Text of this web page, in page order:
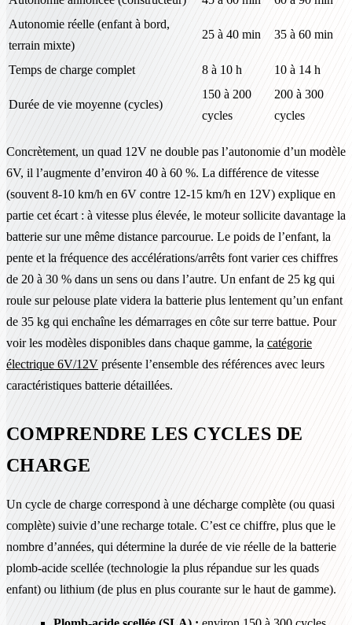
Autonomie réelle (enfant à bord,
terrain mixte)
25 à 40 min 35 à 60 min
Temps de charge complet 8 à 10 h 10 à 14 h
Durée de vie moyenne (cycles)
150 à 200
cycles
200 à 300
cycles
Concrètement, un quad 12V ne double pas l’autonomie d’un modèle
6V, il l’augmente d’environ 40 à 60 %. La différence de vitesse
(souvent 8-10 km/h en 6V contre 12-15 km/h en 12V) explique en
partie cet écart : à vitesse plus élevée, le moteur sollicite davantage la
batterie sur une même distance parcourue. Le poids de l’enfant, la
pente et la fréquence des accélérations/arrêts font varier ces chiffres
de 20 à 30 % dans un sens ou dans l’autre. Un enfant de 25 kg qui
roule sur pelouse plate videra la batterie plus lentement qu’un enfant
de 35 kg qui enchaîne les démarrages en côte sur terre battue. Pour
voir les modèles disponibles dans chaque gamme, la catégorie
électrique 6V/12V présente l’ensemble des références avec leurs
caractéristiques batterie détaillées.
COMPRENDRE LES CYCLES DE
CHARGE
Un cycle de charge correspond à une décharge complète (ou quasi
complète) suivie d’une recharge totale. C’est ce chiffre, plus que le
nombre d’années, qui détermine la durée de vie réelle de la batterie
plomb-acide scellée (technologie la plus répandue sur les quads
enfant) ou lithium (de plus en plus courante sur le haut de gamme).